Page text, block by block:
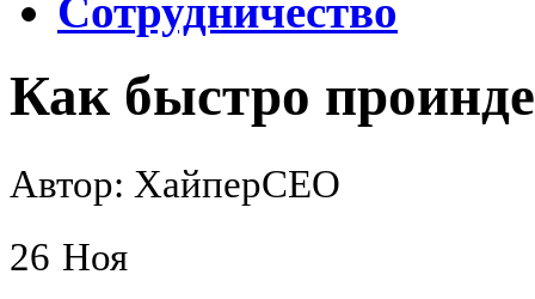
Сотрудничество
Как быстро
Автор: ХайперСЕО
26 Ноя